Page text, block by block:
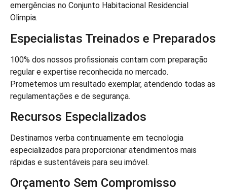
emergências no Conjunto Habitacional Residencial
Olimpia.
Especialistas Treinados e Preparados
100% dos nossos profissionais contam com preparação
regular e expertise reconhecida no mercado.
Prometemos um resultado exemplar, atendendo todas as
regulamentações e de segurança.
Recursos Especializados
Destinamos verba continuamente em tecnologia
especializados para proporcionar atendimentos mais
rápidas e sustentáveis para seu imóvel.
Orçamento Sem Compromisso